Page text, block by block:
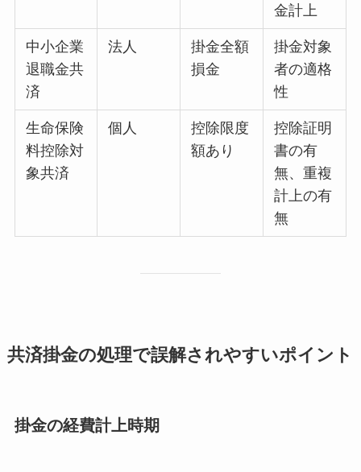
金計上
中小企業
退職金共
済
法人
掛金全額
損金
掛金対象
者の適格
性
生命保険
料控除対
象共済
個人
控除限度
額あり
控除証明
書の有
無、重複
計上の有
無
共済掛金の処理で誤解されやすいポイント
掛金の経費計上時期